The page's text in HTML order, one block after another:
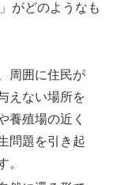
がどのようなも
周囲に住民が
えない場所を
養殖場の近く
問題を引き起
。